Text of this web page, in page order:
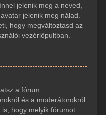
jelenik meg a neved,
jelenik meg nálad.
hogy megváltoztasd az
vezérlőpultban.
a fórum
és a moderátorokról
hogy melyik fórumot